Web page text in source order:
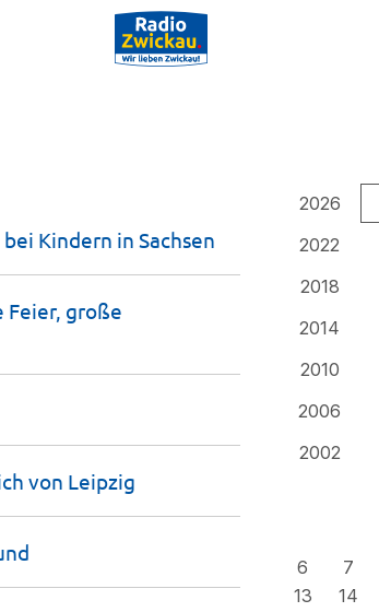
2026
2022
2018
2014
2010
2006
2002
6
7
13
14
Kindern in Sachsen
Feier, große
von Leipzig